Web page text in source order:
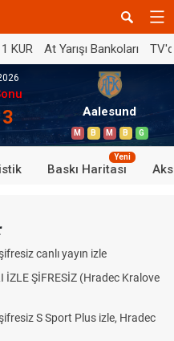
KUR At Yarışı Bankoları
Aalesund
M B M B G
Baskı Haritası
Yeni
canlı yayın izle
ŞİFRESİZ (Hradec Kralove
S Sport Plus izle, Hradec